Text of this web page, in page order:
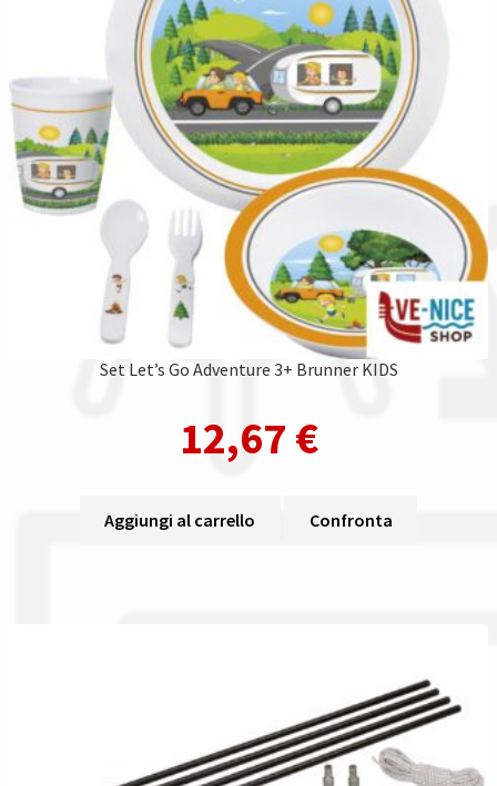
Set Let’s Go Adventure 3+ Brunner KIDS
12,67 €
Aggiungi al carrello Confronta